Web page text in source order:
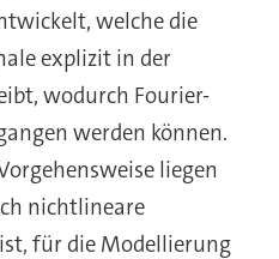
welche die
explizit in der
wodurch Fourier-
werden können.
liegen
nichtlineare
für die Modellierung